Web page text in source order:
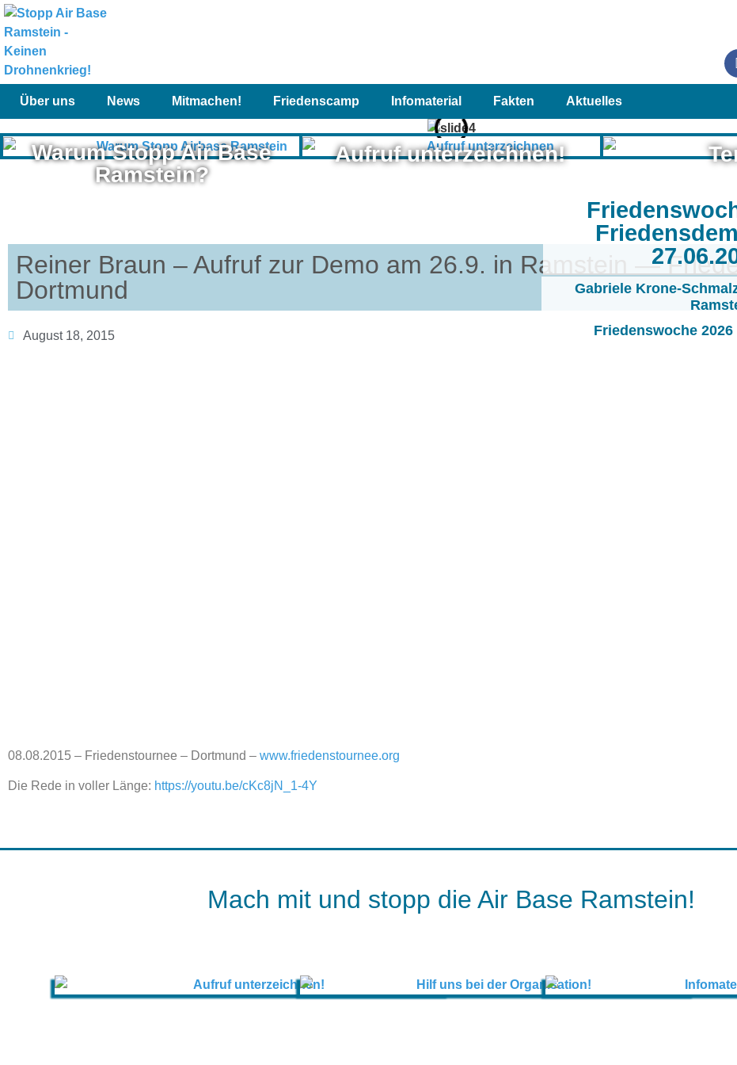
Über uns News Mitmachen! Friedenscamp Infomaterial Fakten Aktuelles
Gabriele Krone-
Friedenswoche
Warum Stopp Air Base
Ramstein?
Aufruf unterzeichnen!
Reiner Braun – Aufruf zur Demo am 26.9. in Ramstein —
Dortmund
August 18, 2015
08.08.2015 – Friedenstournee – Dortmund – www.friedenstournee.org
Die Rede in voller Länge: https://youtu.be/cKc8jN_1-4Y
Mach mit und stopp die Air Base Ramstein!